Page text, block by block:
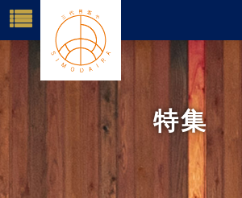
店舗案内
ご利用案内
送料
お問合せ
特集